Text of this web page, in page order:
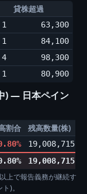
貸株超過
1
63,300
1
84,100
4
98,300
1 80,900
) ― 日本ペイン
割合 残高数量(株)
19,008,715
19,008,715
上で報告義務が継続す
)。